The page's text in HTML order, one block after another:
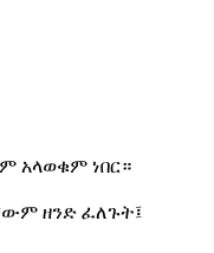
አላወቁም ነበር።
ዘንድ ፈለጉት፤